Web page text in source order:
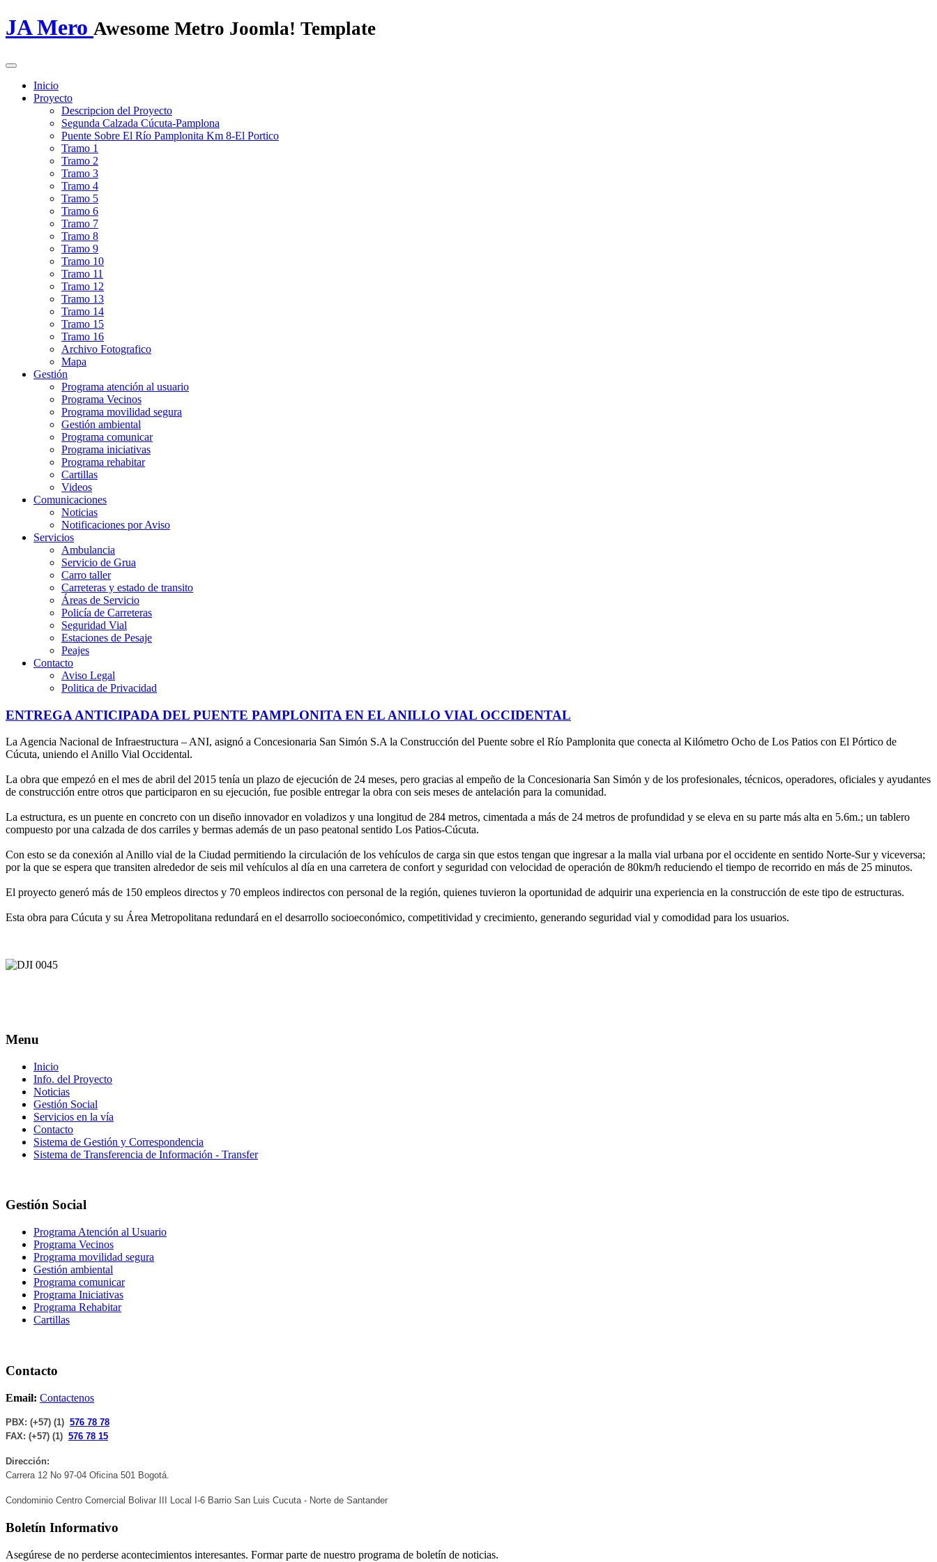
JA Mero Awesome Metro Joomla! Template
Inicio
Proyecto
Descripcion del Proyecto
Segunda Calzada Cúcuta-Pamplona
Puente Sobre El Río Pamplonita Km 8-El Portico
Tramo 1
Tramo 2
Tramo 3
Tramo 4
Tramo 5
Tramo 6
Tramo 7
Tramo 8
Tramo 9
Tramo 10
Tramo 11
Tramo 12
Tramo 13
Tramo 14
Tramo 15
Tramo 16
Archivo Fotografico
Mapa
Gestión
Programa atención al usuario
Programa Vecinos
Programa movilidad segura
Gestión ambiental
Programa comunicar
Programa iniciativas
Programa rehabitar
Cartillas
Videos
Comunicaciones
Noticias
Notificaciones por Aviso
Servicios
Ambulancia
Servicio de Grua
Carro taller
Carreteras y estado de transito
Áreas de Servicio
Policía de Carreteras
Seguridad Vial
Estaciones de Pesaje
Peajes
Contacto
Aviso Legal
Politica de Privacidad
ENTREGA ANTICIPADA DEL PUENTE PAMPLONITA EN EL ANILLO VIAL OCCIDENTAL
La Agencia Nacional de Infraestructura – ANI, asignó a Concesionaria San Simón S.A la Construcción del Puente sobre el Río Pamplonita que conecta al Kilómetro Ocho de Los Patios con El Pórtico de
Cúcuta, uniendo el Anillo Vial Occidental.
La obra que empezó en el mes de abril del 2015 tenía un plazo de ejecución de 24 meses, pero gracias al empeño de la Concesionaria San Simón y de los profesionales, técnicos, operadores, oficiales y ayudantes
de construcción entre otros que participaron en su ejecución, fue posible entregar la obra con seis meses de antelación para la comunidad.
La estructura, es un puente en concreto con un diseño innovador en voladizos y una longitud de 284 metros, cimentada a más de 24 metros de profundidad y se eleva en su parte más alta en 5.6m.; un tablero
compuesto por una calzada de dos carriles y bermas además de un paso peatonal sentido Los Patios-Cúcuta.
Con esto se da conexión al Anillo vial de la Ciudad permitiendo la circulación de los vehículos de carga sin que estos tengan que ingresar a la malla vial urbana por el occidente en sentido Norte-Sur y viceversa;
por la que se espera que transiten alrededor de seis mil vehículos al día en una carretera de confort y seguridad con velocidad de operación de 80km/h reduciendo el tiempo de recorrido en más de 25 minutos.
El proyecto generó más de 150 empleos directos y 70 empleos indirectos con personal de la región, quienes tuvieron la oportunidad de adquirir una experiencia en la construcción de este tipo de estructuras.
Esta obra para Cúcuta y su Área Metropolitana redundará en el desarrollo socioeconómico, competitividad y crecimiento, generando seguridad vial y comodidad para los usuarios.
Menu
Inicio
Info. del Proyecto
Noticias
Gestión Social
Servicios en la vía
Contacto
Sistema de Gestión y Correspondencia
Sistema de Transferencia de Información - Transfer
Gestión Social
Programa Atención al Usuario
Programa Vecinos
Programa movilidad segura
Gestión ambiental
Programa comunicar
Programa Iniciativas
Programa Rehabitar
Cartillas
Contacto
Email: Contactenos
PBX: (+57) (1) 576 78 78
FAX: (+57) (1) 576 78 15
Dirección:
Carrera 12 No 97-04 Oficina 501 Bogotá.
Condominio Centro Comercial Bolivar III Local I-6 Barrio San Luis Cucuta - Norte de Santander
Boletín Informativo
Asegúrese de no perderse acontecimientos interesantes. Formar parte de nuestro programa de boletín de noticias.